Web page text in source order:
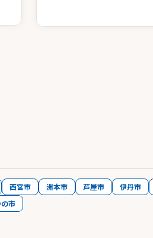
西宮市 洲本市 芦屋市 伊丹市
市